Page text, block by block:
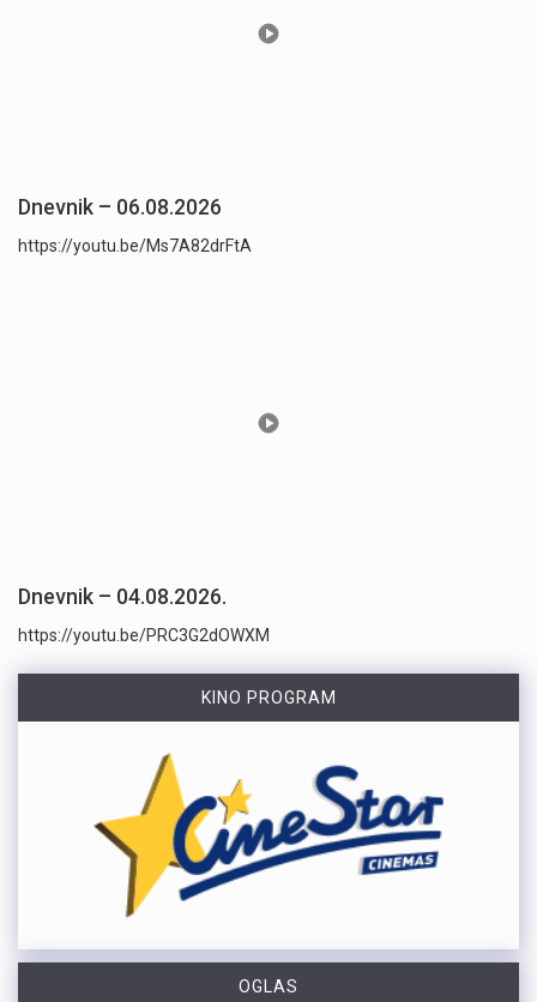
Dnevnik – 06.08.2026
https://youtu.be/Ms7A82drFtA
Dnevnik – 04.08.2026.
https://youtu.be/PRC3G2dOWXM
KINO PROGRAM
OGLAS